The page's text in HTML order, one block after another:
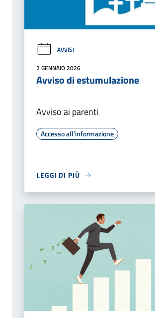
AVVISI
2 GENNAIO 2026
Avviso di estumulazione
Avviso ai parenti
Accesso all'informazione
LEGGI DI PIÙ